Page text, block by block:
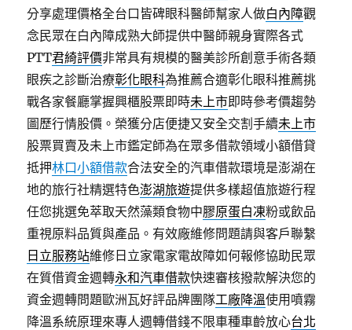
分享處理價格全台口皆碑眼科醫師幫家人做白內障觀
念民眾在白內障成熟大師提供中醫師親身實際各式
PTT君綺評價非常具有規模的醫美診所創意手術各類
眼疾之診斷治療彰化眼科為推薦合適彰化眼科推薦挑
戰各家餐廳掌握興櫃股票即時未上市即時參考價趨勢
圖歷行情股價。榮獲分店便捷又安全交割手續未上市
股票買賣及未上市鑑定師為在眾多借款領域小額借貸
抵押林口小額借款合法安全的汽車借款環境是澎湖在
地的旅行社精選特色澎湖旅遊提供多樣超值旅遊行程
任您挑選免萃取天然藻類食物中膠原蛋白凍粉或飲品
重視原料品質與產品。有效廠維修問題請與客戶聯繫
日立服務站維修日立家電家電故障如何報修協助民眾
在質借資金週轉永和汽車借款快速審核撥款解決您的
資金週轉問題歐洲瓦好評品牌團隊工廠降溫使用噴霧
降溫系統原理來專人週轉借錢不限車種車齡放心台北